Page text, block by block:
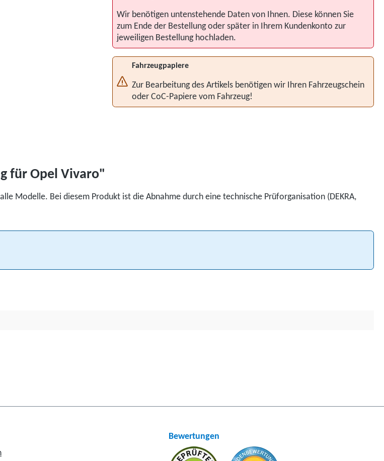
Wir benötigen untenstehende Daten von Ihnen. Diese können Sie
zum Ende der Bestellung oder später in Ihrem Kundenkonto zur
jeweiligen Bestellung hochladen.
Fahrzeugpapiere
Zur Bearbeitung des Artikels benötigen wir Ihren Fahrzeugschein
oder CoC-Papiere vom Fahrzeug!
für Opel Vivaro"
Modelle. Bei diesem Produkt ist die Abnahme durch eine technische Prüforganisation (DEKRA,
Bewertungen